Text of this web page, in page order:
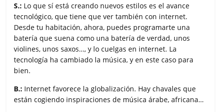
S.: Lo que sí está creando nuevos estilos es el avance
tecnológico, que tiene que ver también con internet.
Desde tu habitación, ahora, puedes programarte una
batería que suena como una batería de verdad, unos
violines, unos saxos…, y lo cuelgas en internet. La
tecnología ha cambiado la música, y en este caso para
bien.
B.: Internet favorece la globalización. Hay chavales que
están cogiendo inspiraciones de música árabe, africana…